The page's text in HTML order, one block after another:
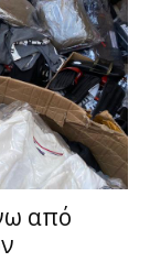
από